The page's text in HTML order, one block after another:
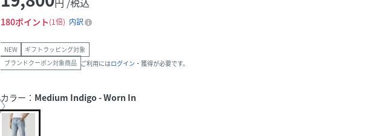
180ポイント 1倍 内訳
NEW
ギフトラッピング対象
ブランドクーポン対象商品 ご利用にはログイン ・獲得が必要です。
カラー： Medium Indigo - Worn In